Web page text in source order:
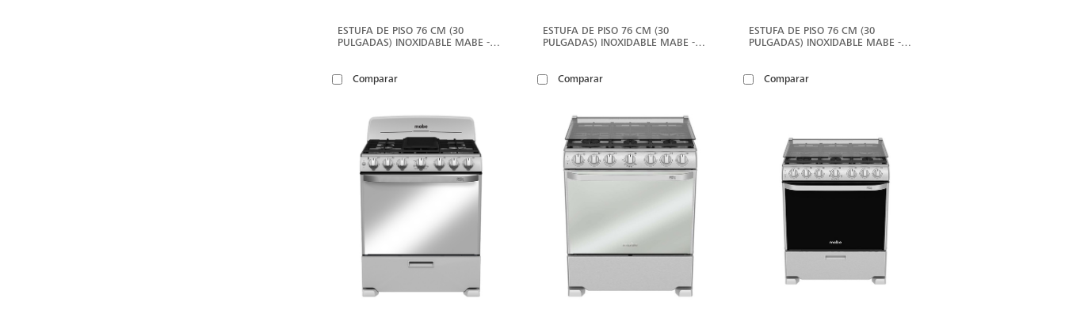
ESTUFA DE PISO 76 CM (30
PULGADAS) INOXIDABLE MABE -
Comparar
ESTUFA DE PISO 76 CM (30
PULGADAS) INOXIDABLE MABE -
Comparar
ESTUFA DE PISO 76 CM (30
PULGADAS) INOXIDABLE MABE -
Comparar